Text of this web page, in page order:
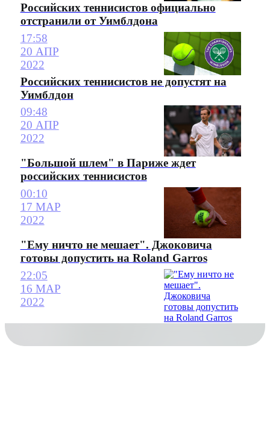
Российских теннисистов официально
отстранили от Уимблдона
17:58
20 АПР
2022
Российских теннисистов не допустят на
Уимблдон
09:48
20 АПР
2022
"Большой шлем" в Париже ждет
российских теннисистов
00:10
17 МАР
2022
"Ему ничто не мешает". Джоковича
готовы допустить на Roland Garros
22:05
16 МАР
2022